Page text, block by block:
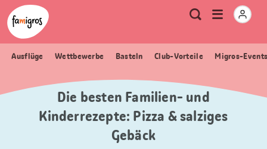
Sprungmarken
Navigation
Header
Logo
Meta
Navigation
Suche
Menu
öffnen
Ausflüge Wettbewerbe Basteln Club-Vorteile Migros-
Die besten Familien- und
Kinderrezepte: Pizza & salziges
Gebäck